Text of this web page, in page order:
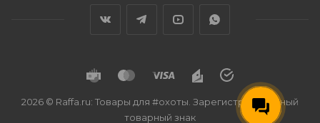
2026 © Raffa.ru: Товары для #охоты. Зарегистрированный
товарный знак